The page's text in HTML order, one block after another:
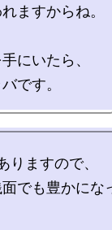
ますからね。
にいたら、
りますので、
でも豊かにな